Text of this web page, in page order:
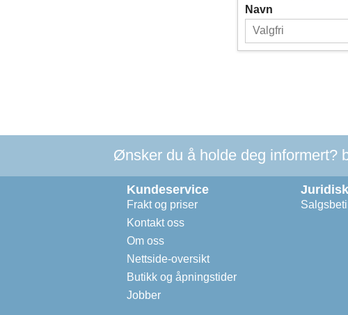
Navn
Ønsker du å holde deg informert?
Kundeservice
Frakt og priser
Kontakt oss
Om oss
Nettside-oversikt
Butikk og åpningstider
Jobber